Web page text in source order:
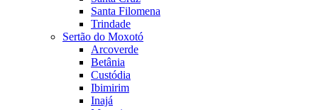
Santa Filomena
Trindade
Sertão do Moxotó
Arcoverde
Betânia
Custódia
Ibimirim
Inajá